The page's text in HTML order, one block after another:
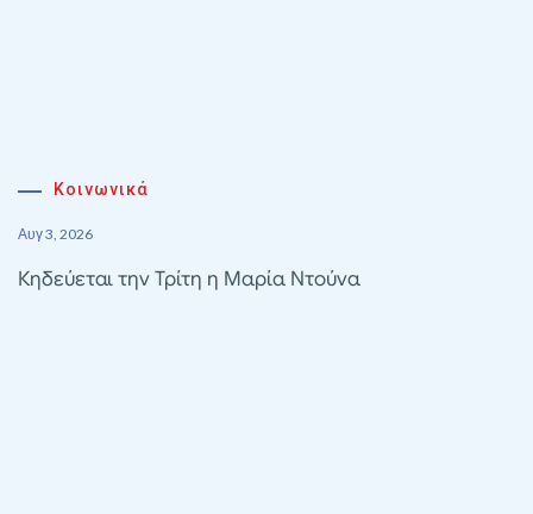
Κοινωνικά
Αυγ 3, 2026
Κηδεύεται την Τρίτη η Μαρία Ντούνα